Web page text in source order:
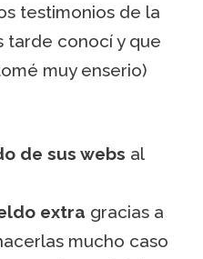
testimonios de la
tarde conocí y que
muy enserio)
de sus webs al
extra gracias a
mucho caso